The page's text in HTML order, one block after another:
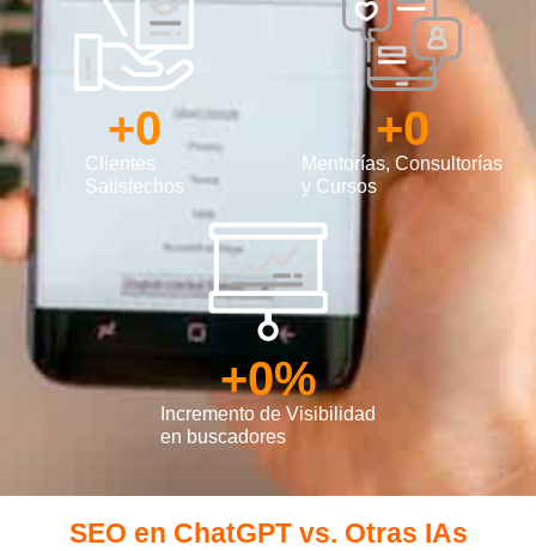
Clientes
Satisfechos
+0
Mentorías, Consultorías
y Cursos
+0
Incremento de Visibilidad
en buscadores
+0%
SEO en ChatGPTvs. Otras IAs